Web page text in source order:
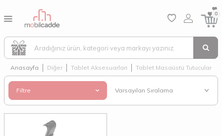
0
Anasayfa Diğer Tablet Aksesuarları Tablet Masaüstü Tutucular
Filtre